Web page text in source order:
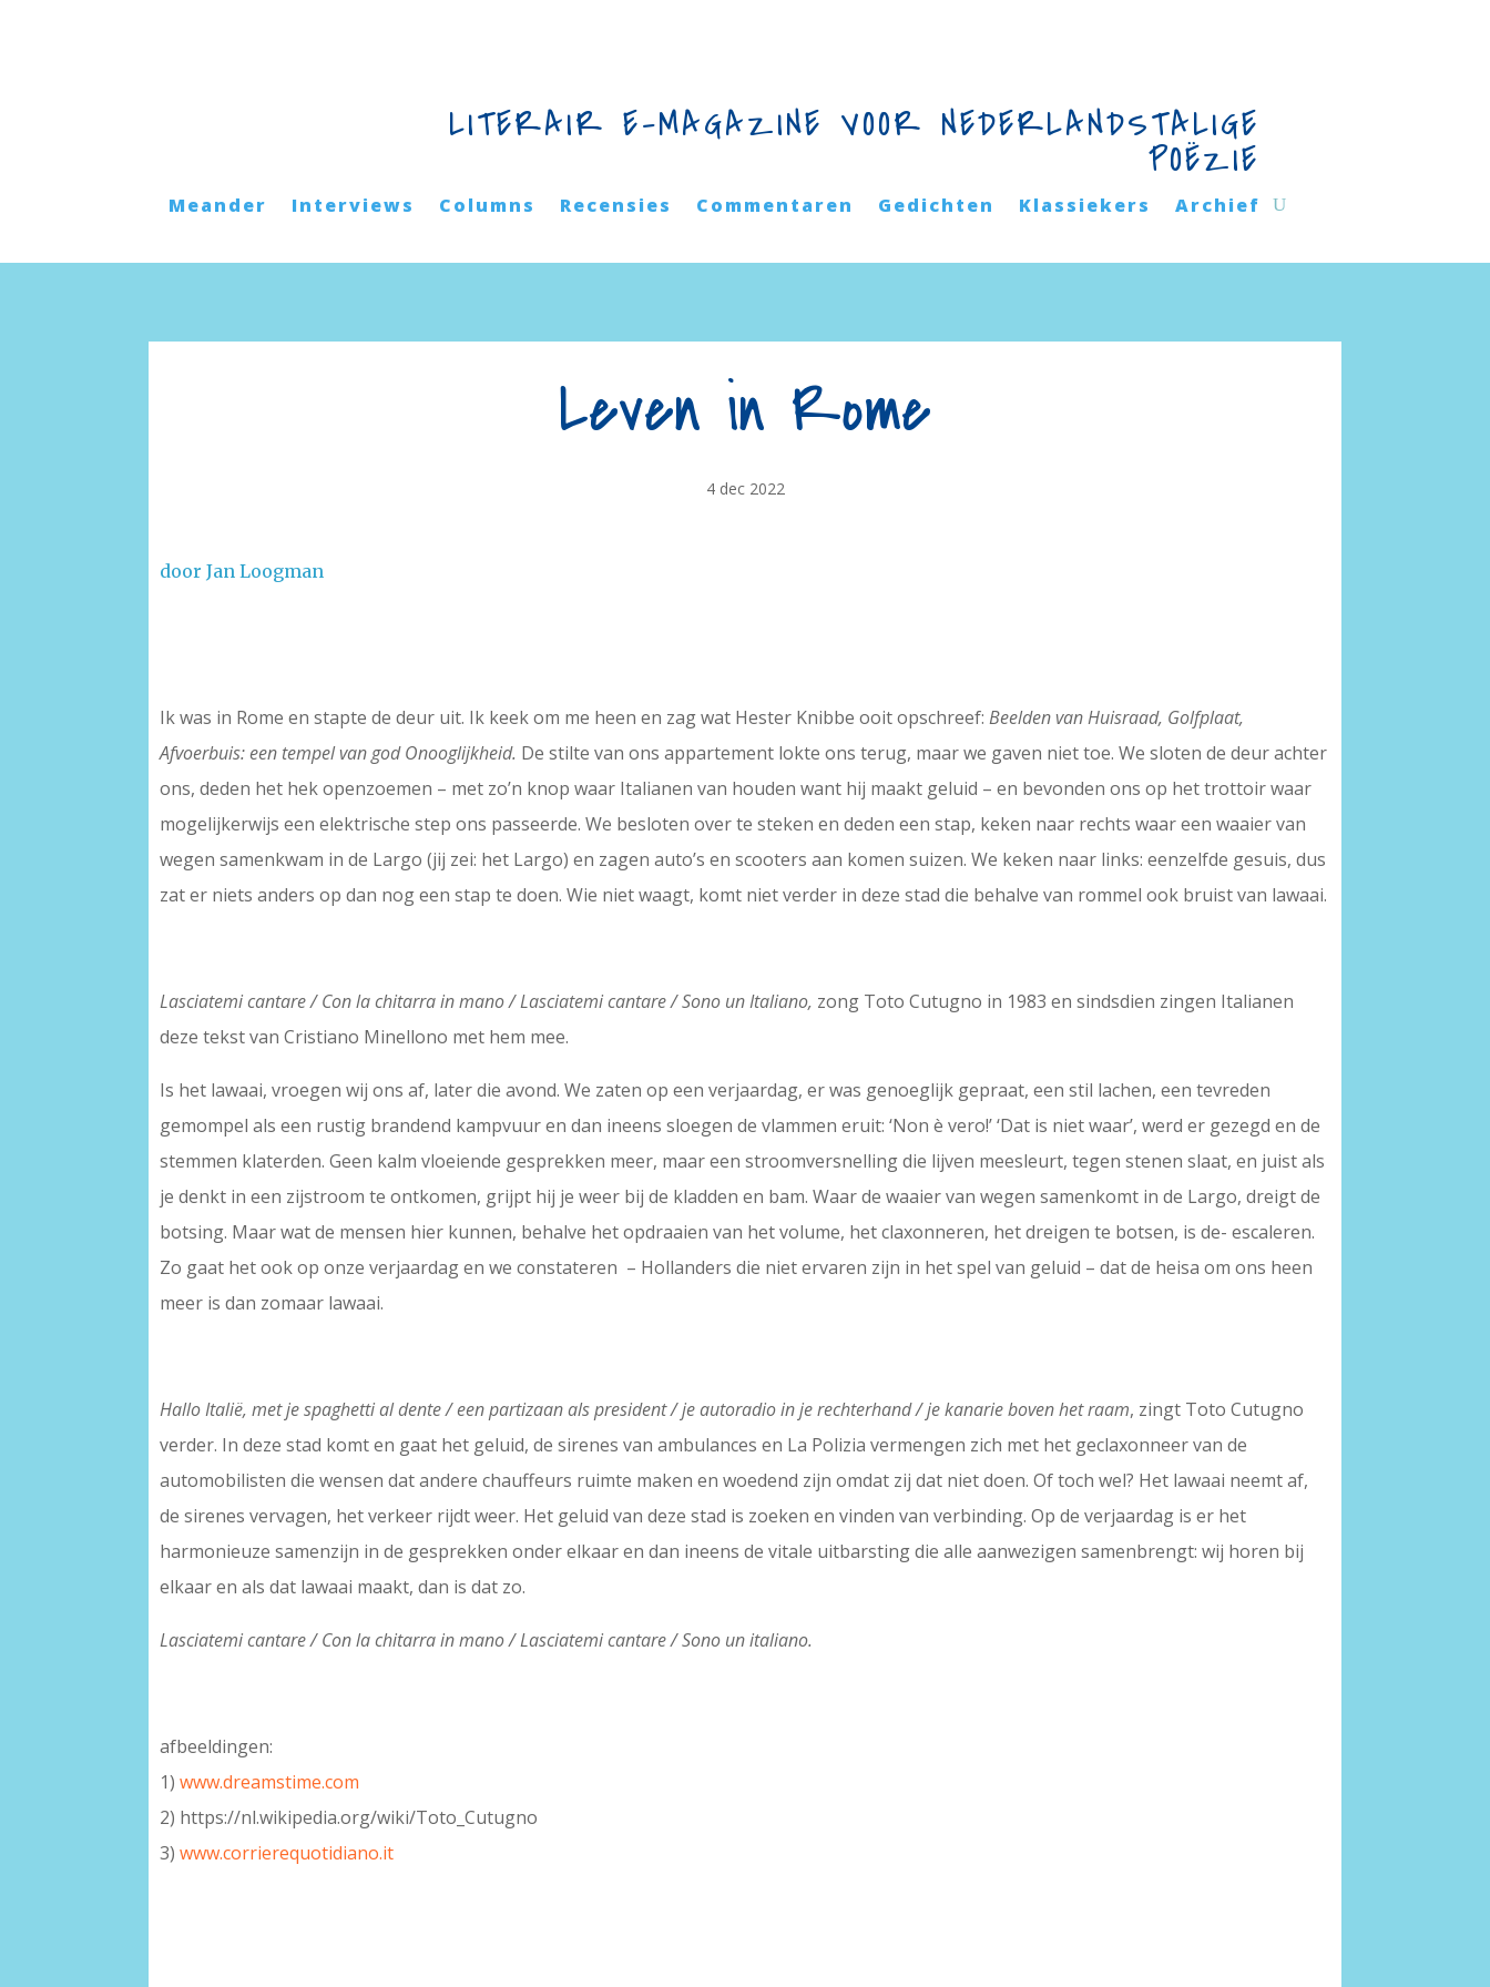
LITERAIR E-MAGAZINE VOOR NEDERLANDSTALIGE
POËZIE
Meander Interviews Columns Recensies Commentaren Gedichten Klassiekers Archief
Leven in Rome
4 dec 2022
door Jan Loogman
Ik was in Rome en stapte de deur uit. Ik keek om me heen en zag wat Hester Knibbe ooit opschreef:Beelden van Huisraad, Golfplaat,
Afvoerbuis: een tempel van god Onooglijkheid. De stilte van ons appartement lokte ons terug, maar we gaven niet toe. We sloten de deur achter
ons, deden het hek openzoemen – met zo’n knop waar Italianen van houden want hij maakt geluid – en bevonden ons op het trottoir waar
mogelijkerwijs een elektrische step ons passeerde. We besloten over te steken en deden een stap, keken naar rechts waar een waaier van
wegen samenkwam in de Largo (jij zei: het Largo) en zagen auto’s en scooters aan komen suizen. We keken naar links: eenzelfde gesuis, dus
zat er niets anders op dan nog een stap te doen. Wie niet waagt, komt niet verder in deze stad die behalve van rommel ook bruist van lawaai.
Lasciatemi cantare / Con la chitarra in mano / Lasciatemi cantare / Sono un Italiano, zong Toto Cutugno in 1983 en sindsdien zingen Italianen
deze tekst van Cristiano Minellono met hem mee.
Is het lawaai, vroegen wij ons af, later die avond. We zaten op een verjaardag, er was genoeglijk gepraat, een stil lachen, een tevreden
gemompel als een rustig brandend kampvuur en dan ineens sloegen de vlammen eruit: ‘Non è vero!’ ‘Dat is niet waar’, werd er gezegd en de
stemmen klaterden. Geen kalm vloeiende gesprekken meer, maar een stroomversnelling die lijven meesleurt, tegen stenen slaat, en juist als
je denkt in een zijstroom te ontkomen, grijpt hij je weer bij de kladden en bam. Waar de waaier van wegen samenkomt in de Largo, dreigt de
botsing. Maar wat de mensen hier kunnen, behalve het opdraaien van het volume, het claxonneren, het dreigen te botsen, is de- escaleren.
Zo gaat het ook op onze verjaardag en we constateren – Hollanders die niet ervaren zijn in het spel van geluid – dat de heisa om ons heen
meer is dan zomaar lawaai.
Hallo Italië, met je spaghetti al dente / een partizaan als president / je autoradio in je rechterhand / je kanarie boven het raam, zingt Toto Cutugno
verder. In deze stad komt en gaat het geluid, de sirenes van ambulances en La Polizia vermengen zich met het geclaxonneer van de
automobilisten die wensen dat andere chauffeurs ruimte maken en woedend zijn omdat zij dat niet doen. Of toch wel? Het lawaai neemt af,
de sirenes vervagen, het verkeer rijdt weer. Het geluid van deze stad is zoeken en vinden van verbinding. Op de verjaardag is er het
harmonieuze samenzijn in de gesprekken onder elkaar en dan ineens de vitale uitbarsting die alle aanwezigen samenbrengt: wij horen bij
elkaar en als dat lawaai maakt, dan is dat zo.
Lasciatemi cantare / Con la chitarra in mano / Lasciatemi cantare / Sono un italiano.
afbeeldingen:
1)www.dreamstime.com
2) https://nl.wikipedia.org/wiki/Toto_Cutugno
3)www.corrierequotidiano.it